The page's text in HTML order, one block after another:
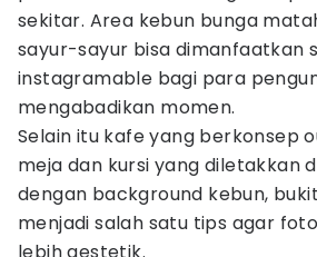
sekitar. Area kebun bunga
sayur-sayur bisa dimanfaatkan
instagramable bagi para
mengabadikan momen.
Selain itu kafe yang berkonsep
meja dan kursi yang diletakkan
dengan background kebun,
menjadi salah satu tips agar